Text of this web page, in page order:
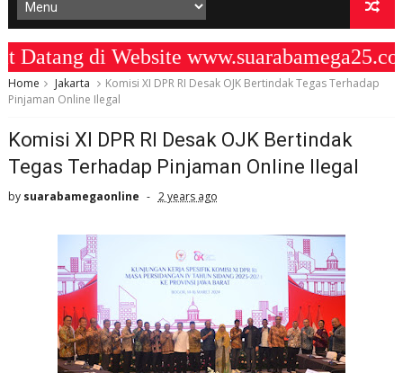
di Website
Home Jakarta
Komisi XI DPR RI Desak OJK Bertindak Tegas Terhadap
Pinjaman Online Ilegal
Komisi XI DPR RI Desak OJK Bertindak
Tegas Terhadap Pinjaman Online Ilegal
by suarabamegaonline 2 years ago